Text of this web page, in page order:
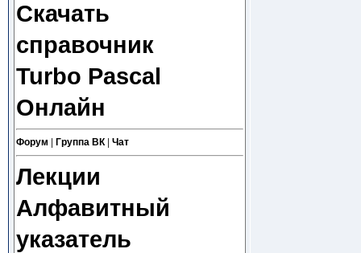
Скачать
справочник
Turbo Pascal
Онлайн
Форум Группа ВК| Чат
Лекции
Алфавитный
указатель